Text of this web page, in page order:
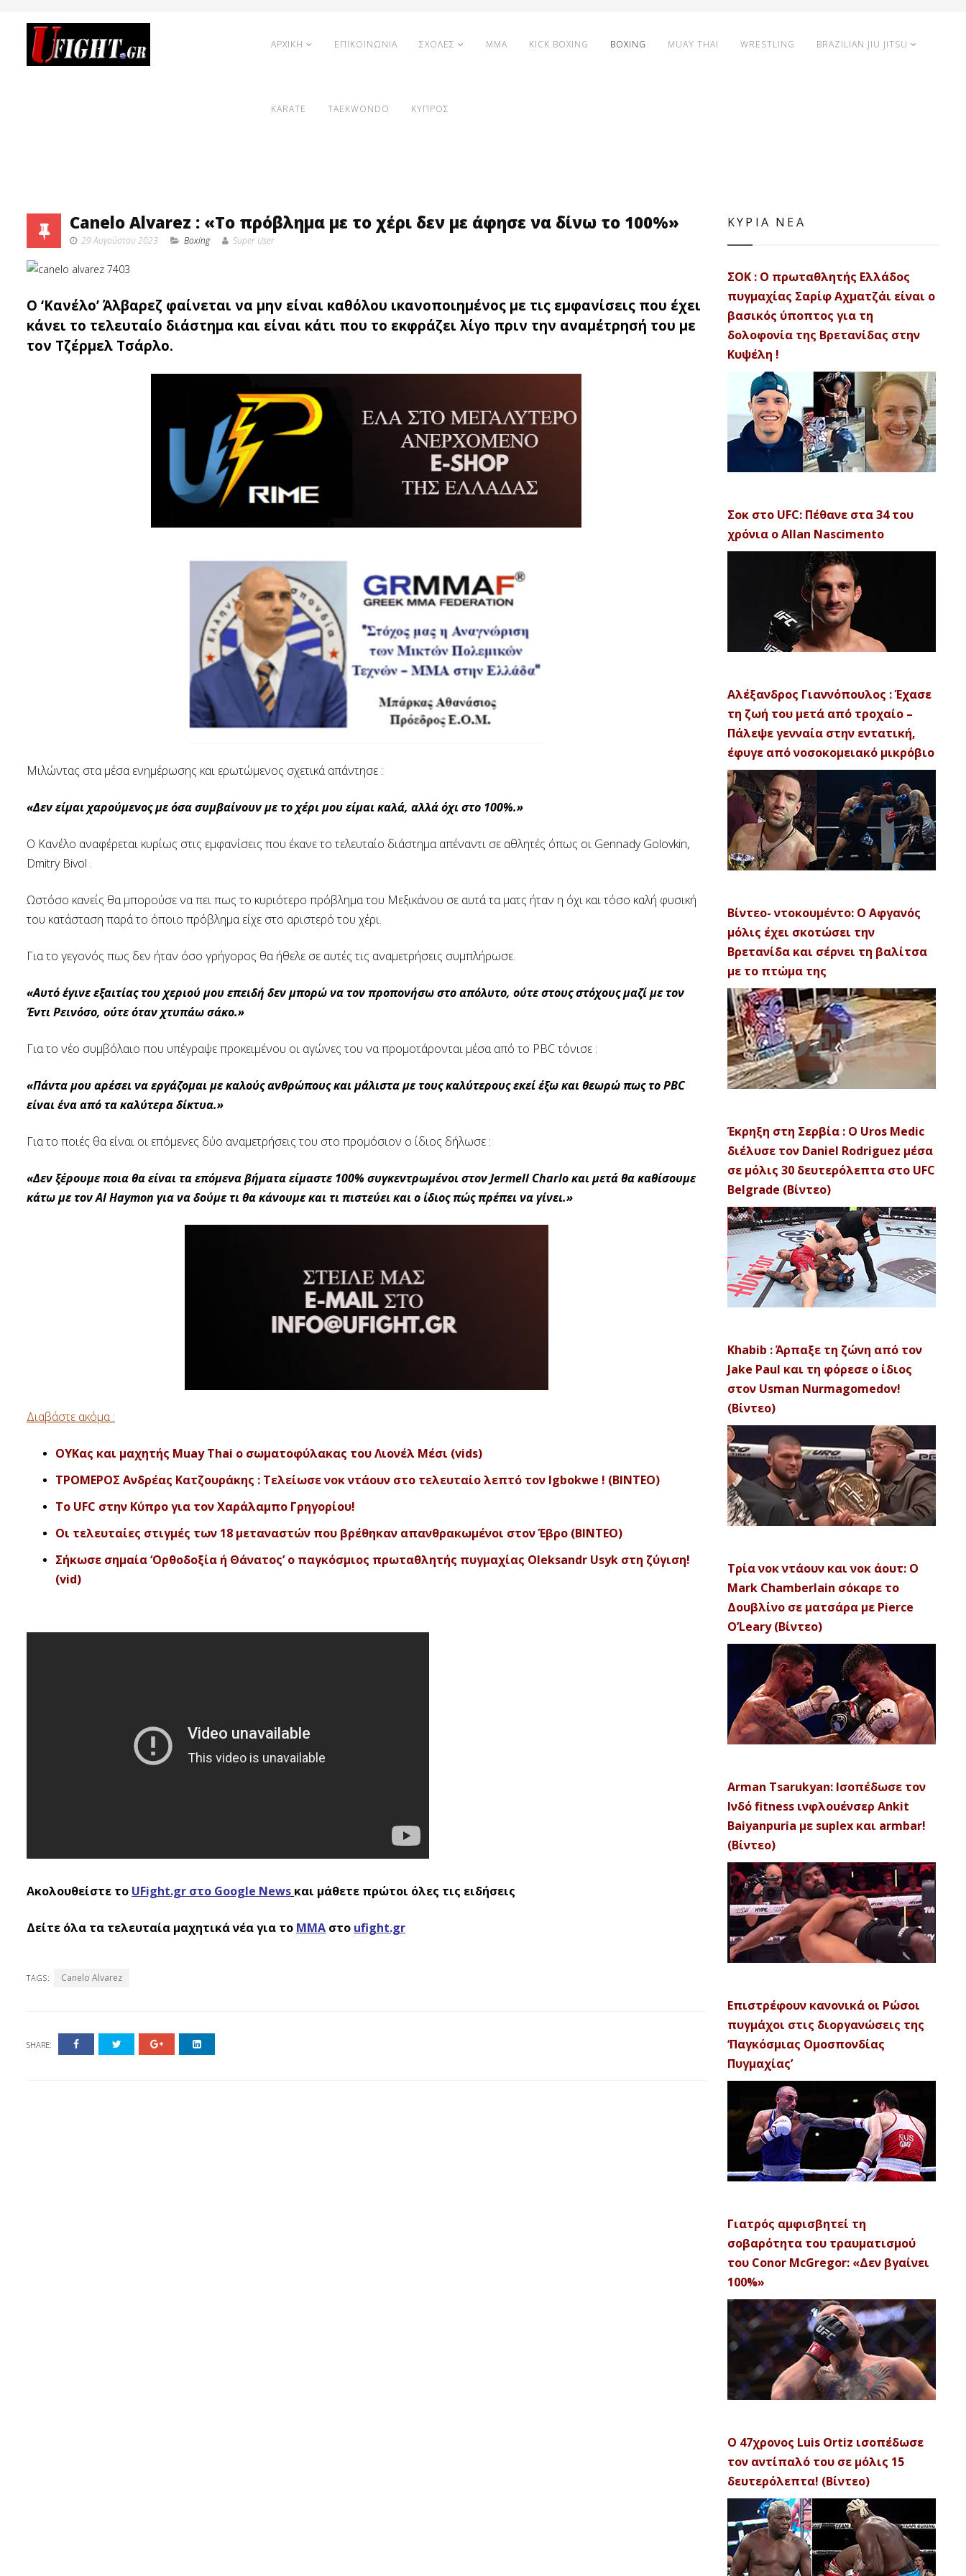
ΑΡΧΙΚΗ ΕΠΙΚΟΙΝΩΝΙΑ ΣΧΟΛΕΣ MMA KICK BOXING BOXING MUAY THAI WRESTLING BRAZILIAN JIU JITSU
KARATE TAEKWONDO ΚΥΠΡΟΣ
Canelo Alvarez : «Το πρόβλημα με το χέρι δεν με άφησε να δίνω το 100%»
29 Αυγούστου 2023 Boxing Super User
O ‘Κανέλο’ Άλβαρεζ φαίνεται να μην είναι καθόλου ικανοποιημένος με τις εμφανίσεις που έχει
κάνει το τελευταίο διάστημα και είναι κάτι που το εκφράζει λίγο πριν την αναμέτρησή του με
τον Τζέρμελ Τσάρλο.
Μιλώντας στα μέσα ενημέρωσης και ερωτώμενος σχετικά απάντησε :
«Δεν είμαι χαρούμενος με όσα συμβαίνουν με το χέρι μου είμαι καλά, αλλά όχι στο 100%.»
Ο Κανέλο αναφέρεται κυρίως στις εμφανίσεις που έκανε το τελευταίο διάστημα απέναντι σε αθλητές όπως οι Gennady Golovkin,
Dmitry Bivol .
Ωστόσο κανείς θα μπορούσε να πει πως το κυριότερο πρόβλημα του Μεξικάνου σε αυτά τα ματς ήταν η όχι και τόσο καλή φυσική
του κατάσταση παρά το όποιο πρόβλημα είχε στο αριστερό του χέρι.
Για το γεγονός πως δεν ήταν όσο γρήγορος θα ήθελε σε αυτές τις αναμετρήσεις συμπλήρωσε.
«Αυτό έγινε εξαιτίας του χεριού μου επειδή δεν μπορώ να τον προπονήσω στο απόλυτο, ούτε στους στόχους μαζί με τον
Έντι Ρεινόσο, ούτε όταν χτυπάω σάκο.»
Για το νέο συμβόλαιο που υπέγραψε προκειμένου οι αγώνες του να προμοτάρονται μέσα από το PBC τόνισε :
«Πάντα μου αρέσει να εργάζομαι με καλούς ανθρώπους και μάλιστα με τους καλύτερους εκεί έξω και θεωρώ πως το PBC
είναι ένα από τα καλύτερα δίκτυα.»
Για το ποιές θα είναι οι επόμενες δύο αναμετρήσεις του στο προμόσιον ο ίδιος δήλωσε :
«Δεν ξέρουμε ποια θα είναι τα επόμενα βήματα είμαστε 100% συγκεντρωμένοι στον Jermell Charlo και μετά θα καθίσουμε
κάτω με τον Al Haymon για να δούμε τι θα κάνουμε και τι πιστεύει και ο ίδιος πώς πρέπει να γίνει.»
Διαβάστε ακόμα :
ΟΥΚας και μαχητής Muay Thai ο σωματοφύλακας του Λιονέλ Μέσι (vids)
ΤΡΟΜΕΡΟΣ Ανδρέας Κατζουράκης : Τελείωσε νοκ ντάουν στο τελευταίο λεπτό τον Igbokwe ! (ΒΙΝΤΕΟ)
To UFC στην Κύπρο για τον Χαράλαμπο Γρηγορίου!
Οι τελευταίες στιγμές των 18 μεταναστών που βρέθηκαν απανθρακωμένοι στον Έβρο (ΒΙΝΤΕΟ)
Σήκωσε σημαία ‘Ορθοδοξία ή Θάνατος’ ο παγκόσμιος πρωταθλητής πυγμαχίας Oleksandr Usyk στη ζύγιση!
(vid)
Ακολουθείστε το UFight.gr στο Google News και μάθετε πρώτοι όλες τις ειδήσεις
Δείτε όλα τα τελευταία μαχητικά νέα για το ΜΜΑ στο ufight.gr
TAGS: Canelo Alvarez
SHARE:
ΚΥΡΙΑ ΝΕΑ
ΣΟΚ : Ο πρωταθλητής Ελλάδος
πυγμαχίας Σαρίφ Αχματζάι είναι ο
βασικός ύποπτος για τη
δολοφονία της Βρετανίδας στην
Κυψέλη !
Σοκ στο UFC: Πέθανε στα 34 του
χρόνια ο Allan Nascimento
Αλέξανδρος Γιαννόπουλος : Έχασε
τη ζωή του μετά από τροχαίο –
Πάλεψε γενναία στην εντατική,
έφυγε από νοσοκομειακό μικρόβιο
Βίντεο- ντοκουμέντο: Ο Αφγανός
μόλις έχει σκοτώσει την
Βρετανίδα και σέρνει τη βαλίτσα
με το πτώμα της
Έκρηξη στη Σερβία : Ο Uros Medic
διέλυσε τον Daniel Rodriguez μέσα
σε μόλις 30 δευτερόλεπτα στο UFC
Belgrade (Βίντεο)
Khabib : Άρπαξε τη ζώνη από τον
Jake Paul και τη φόρεσε ο ίδιος
στον Usman Nurmagomedov!
(Βίντεο)
Τρία νοκ ντάουν και νοκ άουτ: Ο
Mark Chamberlain σόκαρε το
Δουβλίνο σε ματσάρα με Pierce
O’Leary (Βίντεο)
Arman Tsarukyan: Ισοπέδωσε τον
Ινδό fitness ινφλουένσερ Ankit
Baiyanpuria με suplex και armbar!
(Βίντεο)
Επιστρέφουν κανονικά οι Ρώσοι
πυγμάχοι στις διοργανώσεις της
‘Παγκόσμιας Ομοσπονδίας
Πυγμαχίας’
Γιατρός αμφισβητεί τη
σοβαρότητα του τραυματισμού
του Conor McGregor: «Δεν βγαίνει
100%»
Ο 47χρονος Luis Ortiz ισοπέδωσε
τον αντίπαλό του σε μόλις 15
δευτερόλεπτα! (Βίντεο)